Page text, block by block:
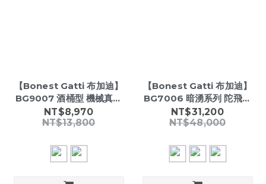
【Bonest Gatti 布加迪】
BG9007 酒桶型 機械真三
眼 21顆寶石軸承 背蓋鏤空
矽膠手錶(附品牌精美賽車禮
NT$8,970
NT$13,800
【Bonest Gatti 布加迪】
BG7006 暗湧系列 陀飛輪
機械 27顆寶石軸承 雙面鏤
空 手錶(附品牌精美賽車禮
NT$31,200
NT$48,000